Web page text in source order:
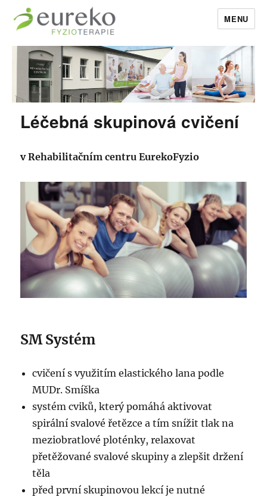
EurekoFyzio
MENU
Léčebná skupinová cvičení
v Rehabilitačním centru EurekoFyzio
SM Systém
cvičení s využitím elastického lana podle
MUDr. Smíška
systém cviků, který pomáhá aktivovat
spirální svalové řetězce a tím snížit tlak na
meziobratlové ploténky, relaxovat
přetěžované svalové skupiny a zlepšit držení
těla
před první skupinovou lekcí je nutné